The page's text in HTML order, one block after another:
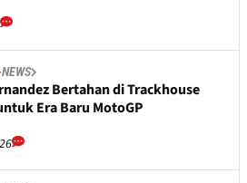
NEWS
Bertahan di Trackhouse
Era Baru MotoGP